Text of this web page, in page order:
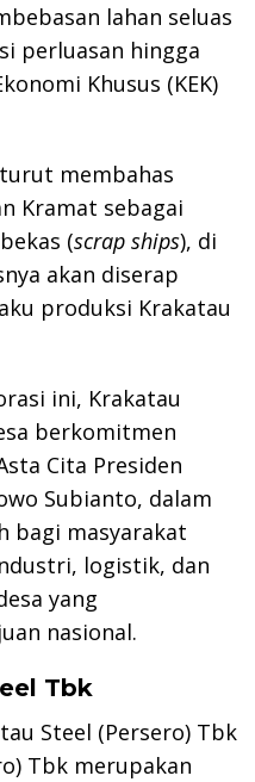
lahan seluas
perluasan hingga
Khusus (KEK)
membahas
Kramat sebagai
(scrap ships), di
akan diserap
produksi Krakatau
ini, Krakatau
berkomitmen
Cita Presiden
Subianto, dalam
bagi masyarakat
logistik, dan
yang
nasional.
Tbk
Steel (Persero) Tbk
Tbk merupakan